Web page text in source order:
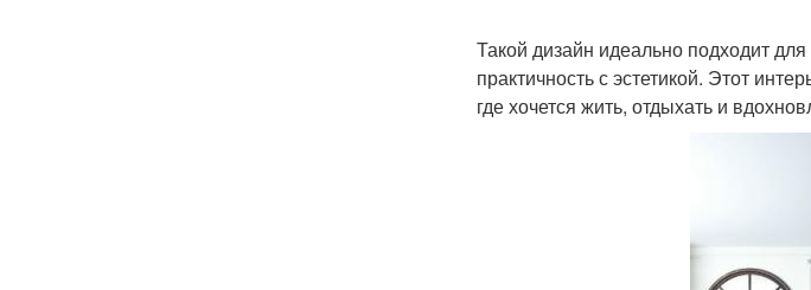
Такой дизайн идеально подходит
практичность с эстетикой. Этот
где хочется жить, отдыхать и